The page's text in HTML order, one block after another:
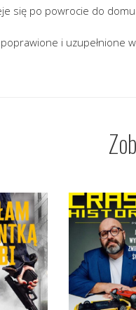
się po powrocie do domu.
i uzupełnione